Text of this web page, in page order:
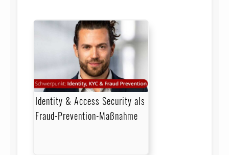
Identity & Access Security als
Fraud-Prevention-Maßnahme